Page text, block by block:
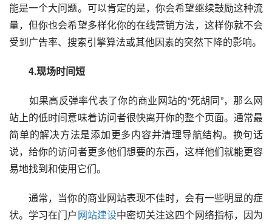
能是一个大问题。可以肯定的是，你会希望继续鼓励这种流
量，但你也会希望多样化你的在线营销方法，这样你就不会
受到广告率、搜索引擎算法或其他因素的突然下降的影响。
4.现场时间短
如果高反弹率代表了你的商业网站的“死胡同”，那么网
站上的低时间意味着访问者很快离开你的整个页面。通常最
简单的解决方法是添加更多内容并清理导航结构。换句话
说，给你的访问者更多他们想要的东西，这样他们就能更容
易地找到和使用它们。
通常，当你的商业网站表现不佳时，会有一些明显的症
状。学习在门户网站建设中密切关注这四个网络指标，因为